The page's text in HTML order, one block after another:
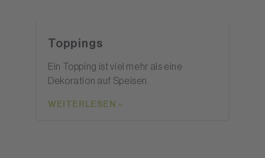
Toppings
Ein Topping ist viel mehr als eine
Dekoration auf Speisen.
WEITERLESEN »